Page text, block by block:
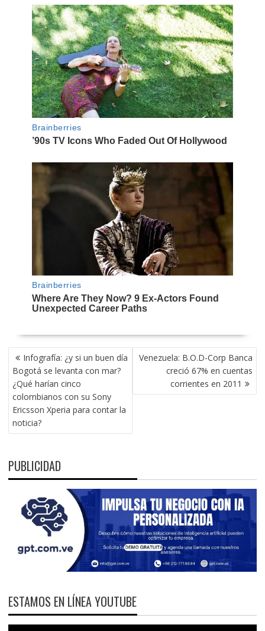
NAVEGACIÓN
DE
ENTRADAS
Infografía: ¿y si un buen día
Bogotá se levanta con mar?
¿Qué harían cinco
colombianos con su Sony
Ericsson Xperia para contar la
noticia?
Venezuela: B.O.D-Corp Banca
creció 67% en cuentas
corrientes en 2011
PUBLICIDAD
ESTAMOS EN LÍNEA YOUTUBE